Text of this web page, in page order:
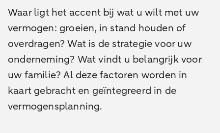
Waar ligt het accent bij wat u wilt met uw
vermogen: groeien, in stand houden of
overdragen? Wat is de strategie voor uw
onderneming? Wat vindt u belangrijk voor
uw familie? Al deze factoren worden in
kaart gebracht en geïntegreerd in de
vermogensplanning.